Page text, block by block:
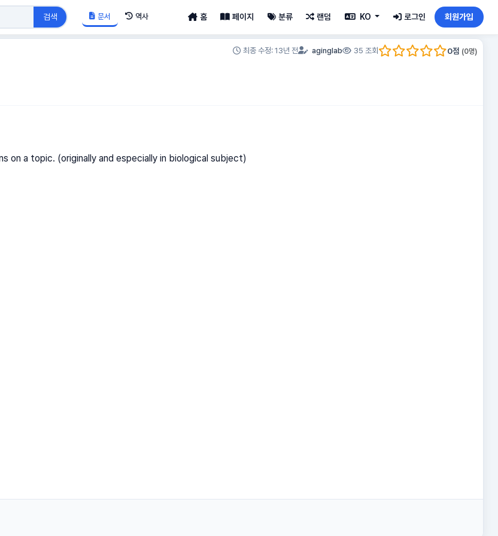
검색 문서 역사 홈 페이지 분류 랜덤 KO 로그인 회원가입
최종 수정: 13년 전 aginglab 35 조회 0점 (0명)
on a topic. (originally and especially in biological subject)